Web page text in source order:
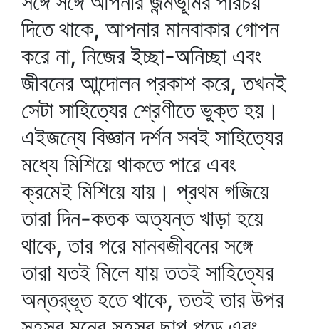
দিতে থাকে, আপনার মানবাকার গোপন
করে না, নিজের ইচ্ছা-অনিচ্ছা এবং
জীবনের আন্দোলন প্রকাশ করে, তখনই
সেটা সাহিত্যের শ্রেণীতে ভুক্ত হয়।
এইজন্যে বিজ্ঞান দর্শন সবই সাহিত্যের
মধ্যে মিশিয়ে থাকতে পারে এবং
ক্রমেই মিশিয়ে যায়। প্রথম গজিয়ে
তারা দিন-কতক অত্যন্ত খাড়া হয়ে
থাকে, তার পরে মানবজীবনের সঙ্গে
তারা যতই মিলে যায় ততই সাহিত্যের
অন্তর্‌ভূত হতে থাকে, ততই তার উপর